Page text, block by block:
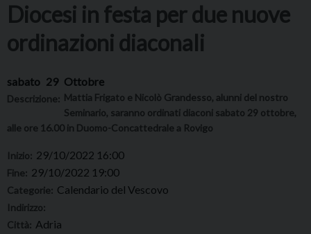
Diocesi in festa per due nuove
ordinazioni diaconali
sabato 29 Ottobre
Descrizione: Mattia Frigato e Nicolò Grandesso, alunni del nostro
Seminario, saranno ordinati diaconi sabato 29 ottobre,
alle ore 16.00 in Duomo-Concattedrale a Rovigo
Inizio: 29/10/2022 16:00
Fine: 29/10/2022 19:00
Categorie: Calendario del Vescovo
Indirizzo:
Città: Adria